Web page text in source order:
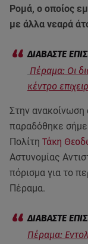
Ρομά, ο οποίος
με άλλα νεαρά
Πέραμα: Οι
κέντρο
Στην ανακοίνωση
παραδόθηκε
Πολίτη Τάκη
Αστυνομίας
πόρισμα για το
Πέραμα.
Πέραμα: